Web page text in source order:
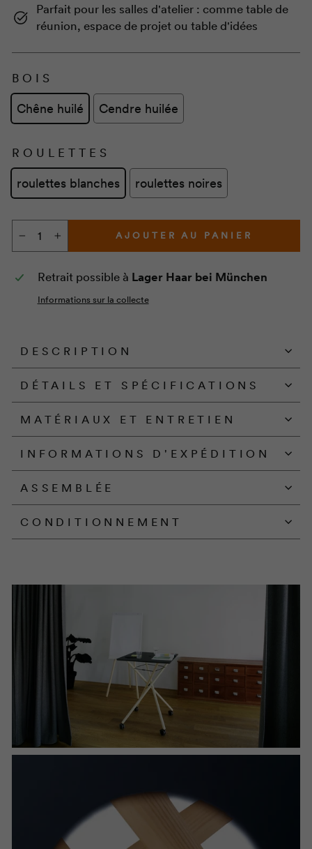
Parfait pour les salles d'atelier : comme table de
réunion, espace de projet ou table d'idées
BOIS
Chêne huilé Cendre huilée
ROULETTES
roulettes blanches roulettes noires
+
AJOUTER AU PANIER
Retrait possible à Lager Haar bei München
Informations sur la collecte
DESCRIPTION
DÉTAILS ET SPÉCIFICATIONS
MATÉRIAUX ET ENTRETIEN
INFORMATIONS D'EXPÉDITION
ASSEMBLÉE
CONDITIONNEMENT